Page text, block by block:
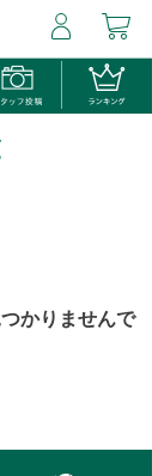
かりませんで